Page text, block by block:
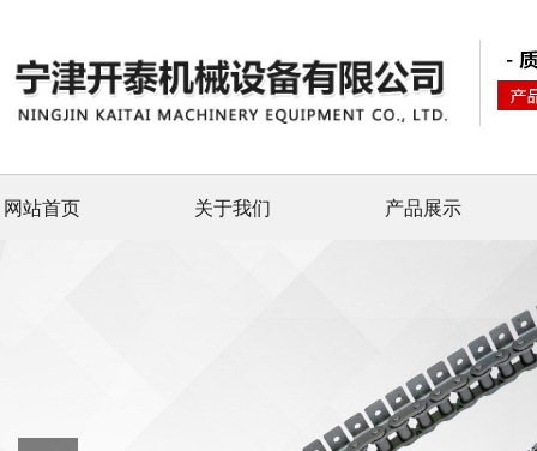
网站首页 关于我们 产品展示